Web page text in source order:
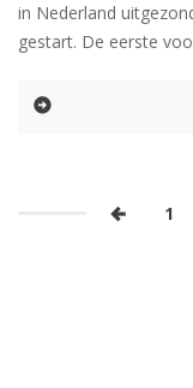
in Nederland
gestart. De eerste
1